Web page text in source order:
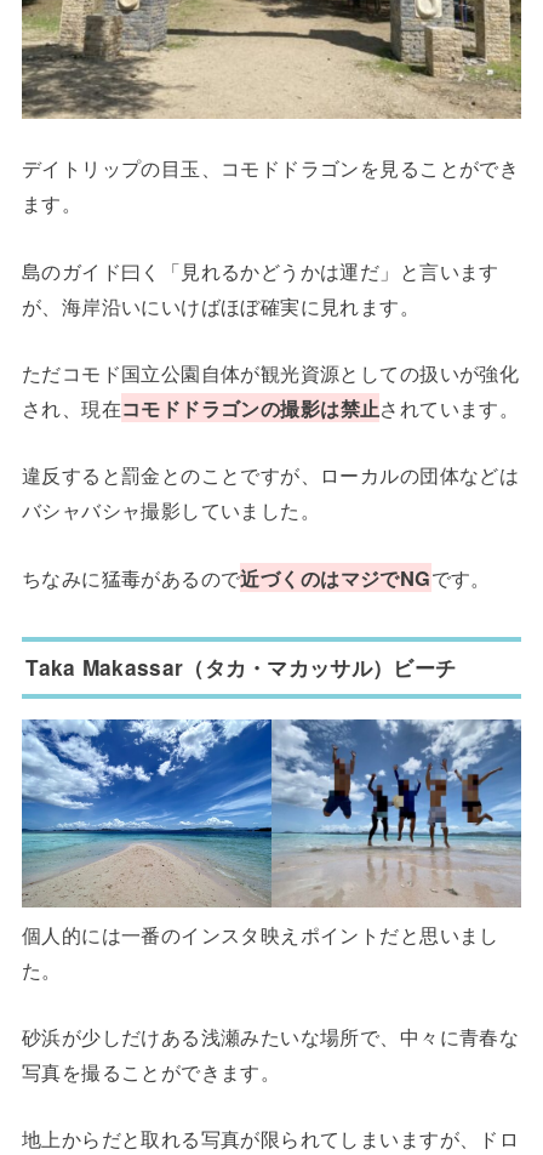
デイトリップの目玉、コモドドラゴンを見ることができ
ます。
島のガイド曰く「見れるかどうかは運だ」と言います
が、海岸沿いにいけばほぼ確実に見れます。
ただコモド国立公園自体が観光資源としての扱いが強化
され、現在コモドドラゴンの撮影は禁止されています。
違反すると罰金とのことですが、ローカルの団体などは
バシャバシャ撮影していました。
ちなみに猛毒があるので近づくのはマジでNGです。
Taka Makassar（タカ・マカッサル）ビーチ
個人的には一番のインスタ映えポイントだと思いまし
た。
砂浜が少しだけある浅瀬みたいな場所で、中々に青春な
写真を撮ることができます。
地上からだと取れる写真が限られてしまいますが、ドロ